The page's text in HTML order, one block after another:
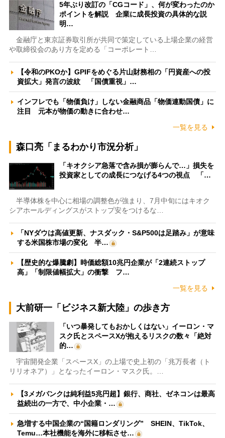
5年ぶり改訂の「CGコード」、何が変わったのか
ポイントを解説 企業に成長投資の具体的な説
明…
金融庁と東京証券取引所が共同で策定している上場企業の経営
や取締役会のあり方を定める「コーポレート…
【令和のPKOか】GPIFをめぐる片山財務相の「円資産への投
資拡大」発言の波紋 「国債重視」…
インフレでも「物価負け」しない金融商品「物価連動国債」に
注目 元本が物価の動きに合わせ…
一覧を見る
森口亮「まるわかり市況分析」
「キオクシア急落で含み損が膨らんで…」損失を
投資家としての成長につなげる4つの視点 「…
半導体株を中心に相場の調整色が強まり、7月中旬にはキオク
シアホールディングスがストップ安をつけるな…
「NYダウは高値更新、ナスダック・S&P500は足踏み」が意味
する米国株市場の変化 半…
【歴史的な爆騰劇】時価総額10兆円企業が「2連続ストップ
高」「制限値幅拡大」の衝撃 フ…
一覧を見る
大前研一「ビジネス新大陸」の歩き方
「いつ暴発してもおかしくはない」イーロン・マ
スク氏とスペースXが抱えるリスクの数々「絶対
的…
宇宙開発企業「スペースX」の上場で史上初の「兆万長者（ト
リリオネア）」となったイーロン・マスク氏。…
【3メガバンクは純利益5兆円超】銀行、商社、ゼネコンは最高
益続出の一方で、中小企業・…
急増する中国企業の“国籍ロンダリング” SHEIN、TikTok、
Temu…本社機能を海外に移転させ…